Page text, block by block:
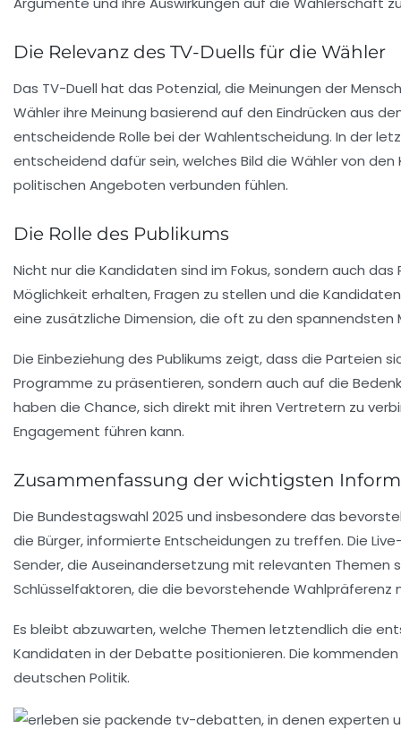
Die Relevanz des TV-Duells für die Wähler
Das TV-Duell hat das Potenzial, die Meinungen der
Wähler ihre Meinung basierend auf den Eindrücken aus
entscheidende Rolle bei der Wahlentscheidung. In der
entscheidend dafür sein, welches Bild die Wähler von
politischen Angeboten verbunden fühlen.
Die Rolle des Publikums
Nicht nur die Kandidaten sind im Fokus, sondern auch das
Möglichkeit erhalten, Fragen zu stellen und die
eine zusätzliche Dimension, die oft zu den spannendsten
Die Einbeziehung des Publikums zeigt, dass die Parteien
Programme zu präsentieren, sondern auch auf die
haben die Chance, sich direkt mit ihren Vertretern zu
Engagement führen kann.
Zusammenfassung der wichtigsten
Die Bundestagswahl 2025 und insbesondere das
die Bürger, informierte Entscheidungen zu treffen. Die
Sender, die Auseinandersetzung mit relevanten Themen
Schlüsselfaktoren, die die bevorstehende Wahlpräferenz
Es bleibt abzuwarten, welche Themen letztendlich die
Kandidaten in der Debatte positionieren. Die
deutschen Politik.